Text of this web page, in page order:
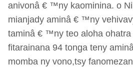
anivonâ € ™ny kaominina. o
mianjady aminâ € ™ny
taminâ € ™ny teo aloha ohatra
fitarainana 94 tonga teny
momba ny vono,tsy